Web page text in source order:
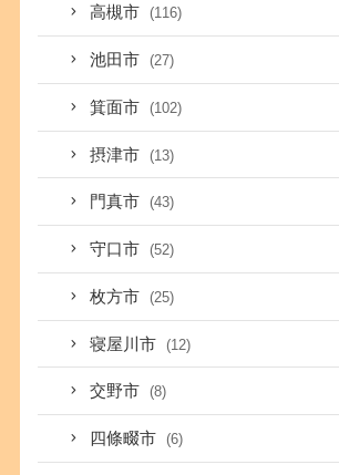
高槻市 (116)
池田市 (27)
箕面市 (102)
摂津市 (13)
門真市 (43)
守口市 (52)
枚方市 (25)
寝屋川市 (12)
交野市 (8)
四條畷市 (6)